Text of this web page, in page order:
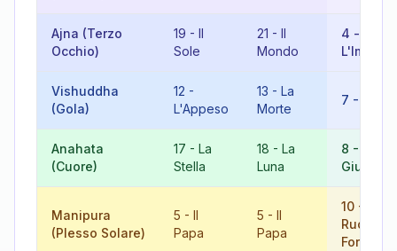
Ajna (Terzo
Occhio)
19 - Il
Sole
21 - Il
Mondo
4 -
Vishuddha
(Gola)
12 -
L'Appeso
13 - La
Morte
7 -
Anahata
(Cuore)
17 - La
Stella
18 - La
Luna
8 -
Giustizia
Manipura
(Plesso Solare)
5 - Il
Papa
5 - Il
Papa
10 -
Ruota
Fortuna